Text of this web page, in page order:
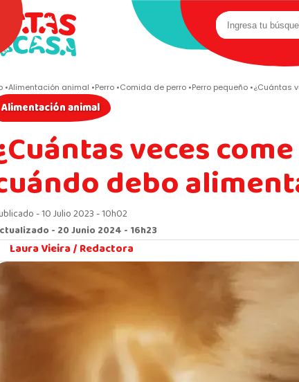
Alimentación animal Perro Comida de perro Perro pequeño ¿Cuántas
Alimentación animal
veces
debo
- 10 Julio 2023 - 10h02
- 20 Junio 2024 - 16h23
Laura Vieira /Redactora